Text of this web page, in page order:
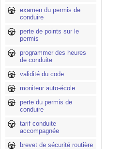
examen du permis de
conduire
perte de points sur le
permis
programmer des heures
de conduite
validité du code
moniteur auto-école
perte du permis de
conduire
tarif conduite
accompagnée
brevet de sécurité routière